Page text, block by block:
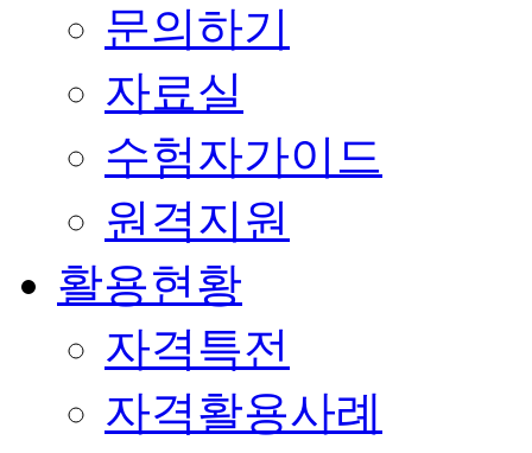
문의하기
자료실
수험자가이드
원격지원
활용현황
자격특전
자격활용사례